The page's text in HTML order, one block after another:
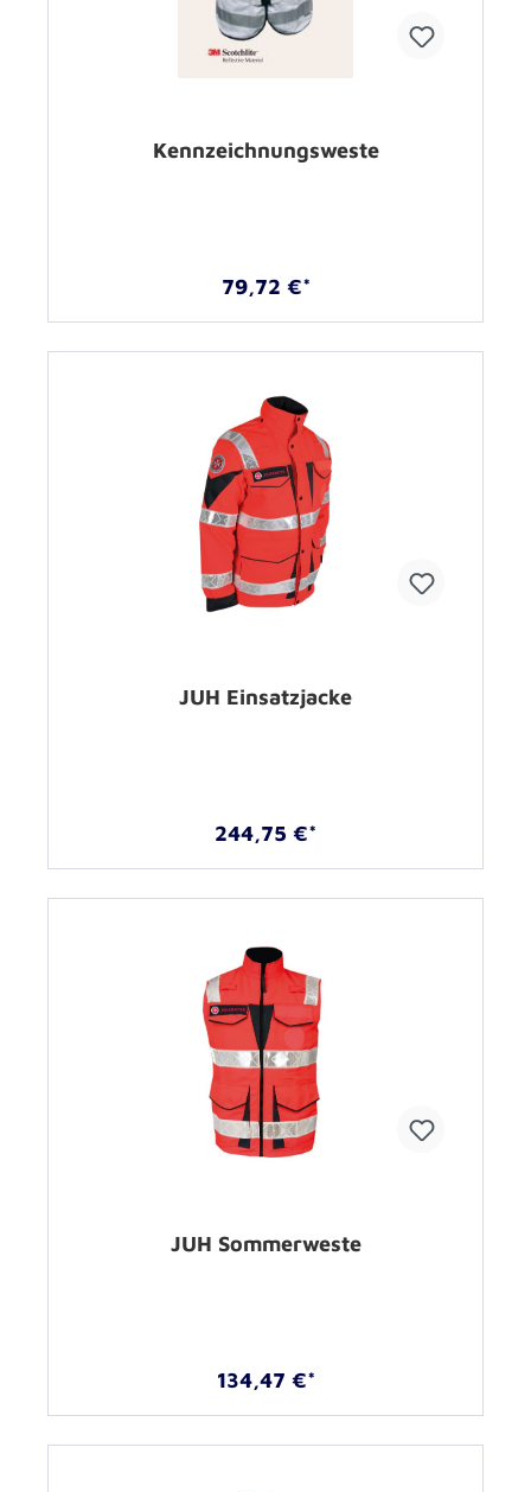
Kennzeichnungsweste
79,72 €*
JUH Einsatzjacke
244,75 €*
JUH Sommerweste
134,47 €*